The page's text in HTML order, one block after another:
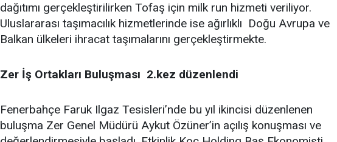
dağıtımı gerçekleştirilirken Tofaş için milk run hizmeti veriliyor.
Uluslararası taşımacılık hizmetlerinde ise ağırlıklı Doğu Avrupa ve
Balkan ülkeleri ihracat taşımalarını gerçekleştirmekte.
Zer İş Ortakları Buluşması 2.kez düzenlendi
Fenerbahçe Faruk Ilgaz Tesisleri’nde bu yıl ikincisi düzenlenen
buluşma Zer Genel Müdürü Aykut Özüner’in açılış konuşması ve